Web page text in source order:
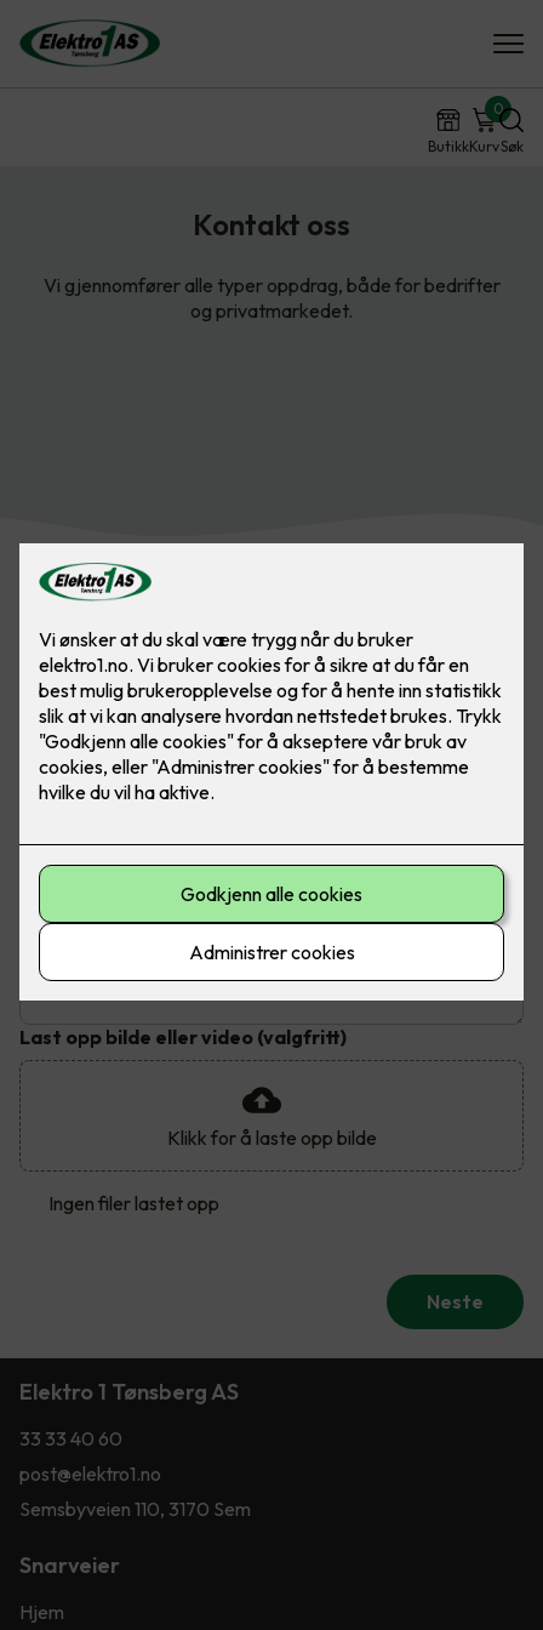
ButikkKurv
0
Søk
Kontakt oss
Vi gjennomfører alle typer oppdrag, både for bedrifter
og privatmarkedet.
Send inn din henvendelse
Fyll ut dine kontaktopplysninger og send inn kontaktskjema.
Du vil bli kontaktet innen tre virkedager
Hva trenger du hjelp til?
Emne*
Beskrivelse av jobben
Last opp bilde eller video (valgfritt)
Klikk for å laste opp bilde
Ingen filer lastet opp
Neste
Elektro 1 Tønsberg AS
33 33 40 60
post@elektro1.no
Semsbyveien 110, 3170 Sem
Snarveier
Hjem